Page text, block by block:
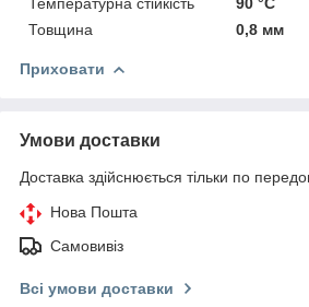
Товщина
0,8 мм
Приховати
Умови доставки
Доставка здійснюється тільки по
Нова Пошта
Самовивіз
Всі умови доставки